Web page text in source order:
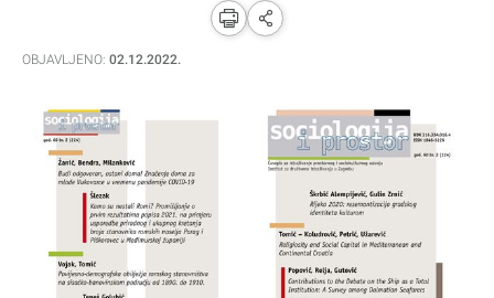
OBJAVLJENO: 02.12.2022.